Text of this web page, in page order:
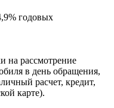
годовых
на рассмотрение
в день обращения,
расчет, кредит,
карте).